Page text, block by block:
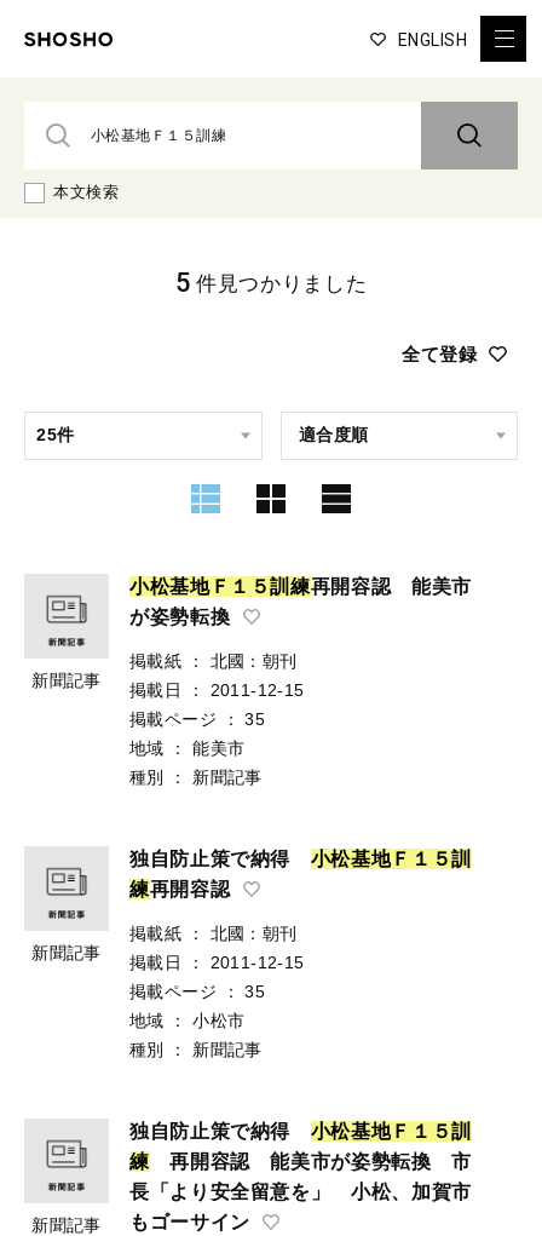
ENGLISH
本文検索
全て登録
5 件見つかりました
新聞記事
小松基地Ｆ １ ５訓練再開容認 能美市
が姿勢転換
掲載紙 ：
北國：朝刊
掲載日
：
2011-12-15
掲載ページ
：
35
地域
：
能美市
種別
： 新聞記事
新聞記事
独自防止策で納得 小松基地 Ｆ １ ５訓
練再開容認
掲載紙 ：
北國：朝刊
掲載日
：
2011-12-15
掲載ページ
：
35
地域
：
小松市
種別
： 新聞記事
新聞記事
独自防止策で納得 小松基地 Ｆ １ ５訓
練 再開容認 能美市が姿勢転換 市
長「より安全留意を」 小松、加賀市
もゴーサイン